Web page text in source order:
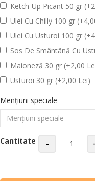
Ketch-Up Picant 50 gr
Ulei Cu Chilly 100 gr
Ulei Cu Usturoi 100 gr
Sos De Smântână Cu
Maioneză 30 gr (+2,00
Usturoi 30 gr (+2,00 Lei)
Mențiuni speciale
Cantitate -